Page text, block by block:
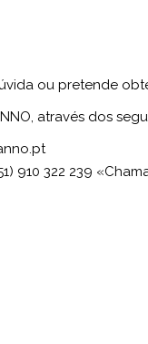
ou pretende
através dos
910 322 239